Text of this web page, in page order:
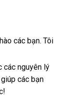
các bạn. Tôi
các nguyên lý
các bạn